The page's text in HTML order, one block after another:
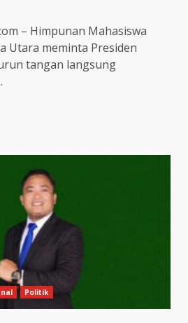
– Himpunan Mahasiswa
Utara meminta Presiden
tangan langsung
Politik